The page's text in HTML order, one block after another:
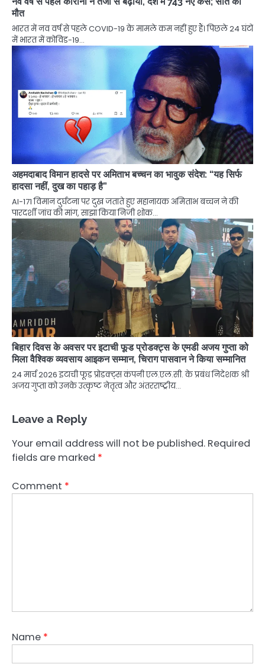
मौत
भारत में नव वर्ष से पहले COVID-19 के मामले कम नहीं हुए हैं। पिछले 24 घंटों
में भारत में कोविड-19…
अहमदाबाद विमान हादसे पर अमिताभ बच्चन का भावुक संदेश: “यह सिर्फ
हादसा नहीं, दुख का पहाड़ है”
AI-171 विमान दुर्घटना पर दुख जताते हुए महानायक अमिताभ बच्चन ने की
पारदर्शी जांच की मांग, साझा किया निजी शोक…
बिहार दिवस के अवसर पर इटाची फूड प्रोडक्ट्स के एमडी अजय गुप्ता को
मिला वैश्विक व्यवसाय आइकन सम्मान, चिराग पासवान ने किया सम्मानित
24 मार्च 2026 इटाची फूड प्रोडक्ट्स कंपनी एल.एल.सी. के प्रबंध निदेशक श्री
अजय गुप्ता को उनके उत्कृष्ट नेतृत्व और अंतरराष्ट्रीय…
Leave a Reply
Your email address will not be published. Required
fields are marked *
Comment *
Name *